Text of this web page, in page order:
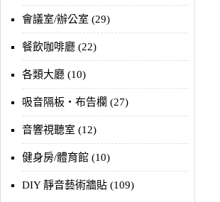
會議室/辦公室 (29)
餐飲咖啡廳 (22)
各類大廳 (10)
吸音隔板‧布告欄 (27)
音響視聽室 (12)
健身房/體育館 (10)
DIY 靜音藝術牆貼 (109)